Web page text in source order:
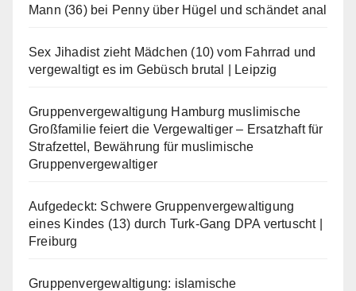
Mann (36) bei Penny über Hügel und schändet anal
Sex Jihadist zieht Mädchen (10) vom Fahrrad und
vergewaltigt es im Gebüsch brutal | Leipzig
Gruppenvergewaltigung Hamburg muslimische
Großfamilie feiert die Vergewaltiger – Ersatzhaft für
Strafzettel, Bewährung für muslimische
Gruppenvergewaltiger
Aufgedeckt: Schwere Gruppenvergewaltigung
eines Kindes (13) durch Turk-Gang DPA vertuscht |
Freiburg
Gruppenvergewaltigung: islamische